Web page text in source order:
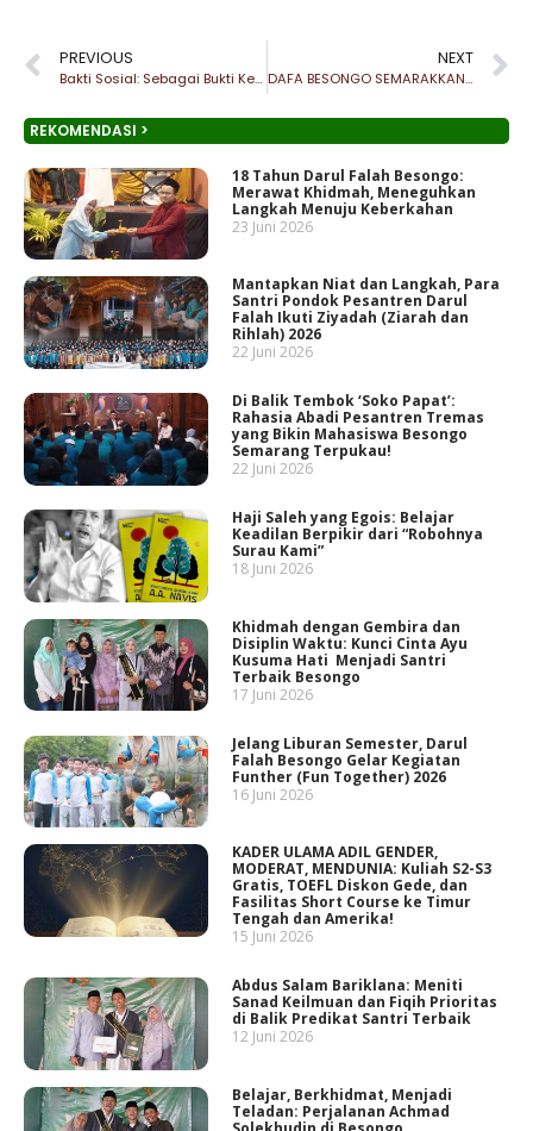
PREVIOUS
Bakti Sosial: Sebagai Bukti Kepedulian Santri
NEXT
DAFA BESONGO SEMARAKKAN HUT FUPK
REKOMENDASI >
18 Tahun Darul Falah Besongo:
Merawat Khidmah, Meneguhkan
Langkah Menuju Keberkahan
23 Juni 2026
Mantapkan Niat dan Langkah, Para
Santri Pondok Pesantren Darul
Falah Ikuti Ziyadah (Ziarah dan
Rihlah) 2026
22 Juni 2026
Di Balik Tembok ‘Soko Papat’:
Rahasia Abadi Pesantren Tremas
yang Bikin Mahasiswa Besongo
Semarang Terpukau!
22 Juni 2026
Haji Saleh yang Egois: Belajar
Keadilan Berpikir dari “Robohnya
Surau Kami”
18 Juni 2026
Khidmah dengan Gembira dan
Disiplin Waktu: Kunci Cinta Ayu
Kusuma Hati Menjadi Santri
Terbaik Besongo
17 Juni 2026
Jelang Liburan Semester, Darul
Falah Besongo Gelar Kegiatan
Funther (Fun Together) 2026
16 Juni 2026
KADER ULAMA ADIL GENDER,
MODERAT, MENDUNIA: Kuliah S2-S3
Gratis, TOEFL Diskon Gede, dan
Fasilitas Short Course ke Timur
Tengah dan Amerika!
15 Juni 2026
Abdus Salam Bariklana: Meniti
Sanad Keilmuan dan Fiqih Prioritas
di Balik Predikat Santri Terbaik
12 Juni 2026
Belajar, Berkhidmat, Menjadi
Teladan: Perjalanan Achmad